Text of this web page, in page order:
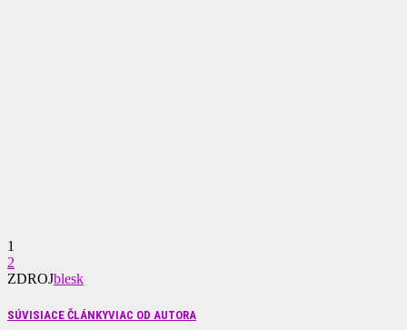
1
2
ZDROJblesk
SÚVISIACE ČLÁNKYVIAC OD AUTORA